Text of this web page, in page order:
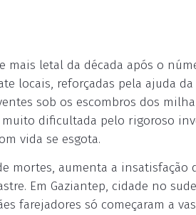
mais letal da década após o
locais, reforçadas pela ajuda
sob os escombros dos
dificultada pelo rigoroso
vida se esgota.
mortes, aumenta a
Em Gaziantep, cidade no
farejadores só começaram a